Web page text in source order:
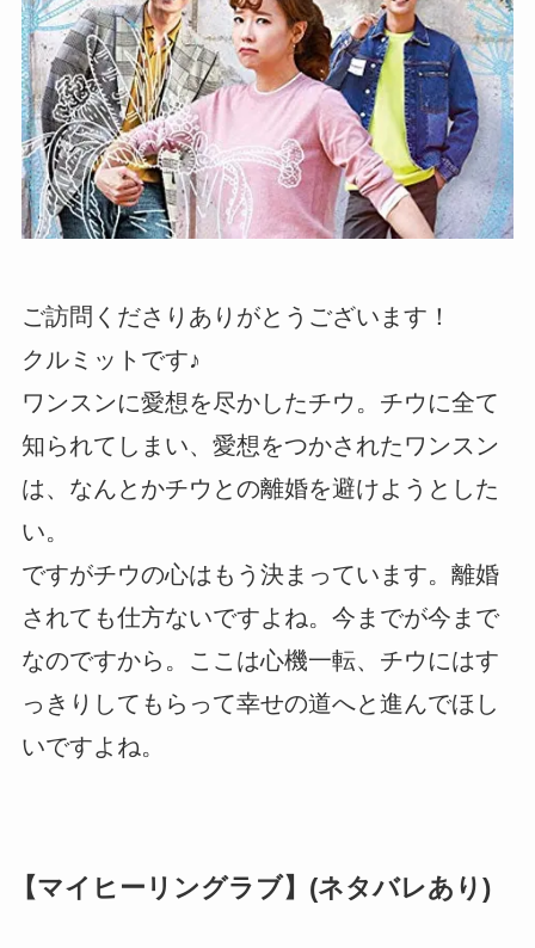
ご訪問くださりありがとうございます！
クルミットです♪
ワンスンに愛想を尽かしたチウ。チウに全て
知られてしまい、愛想をつかされたワンスン
は、なんとかチウとの離婚を避けようとした
い。
ですがチウの心はもう決まっています。離婚
されても仕方ないですよね。今までが今まで
なのですから。ここは心機一転、チウにはす
っきりしてもらって幸せの道へと進んでほし
いですよね。
【マイヒーリングラブ】(ネタバレあり)